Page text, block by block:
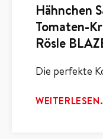
Hähnchen
Tomaten-
Rösle
Die perfekte